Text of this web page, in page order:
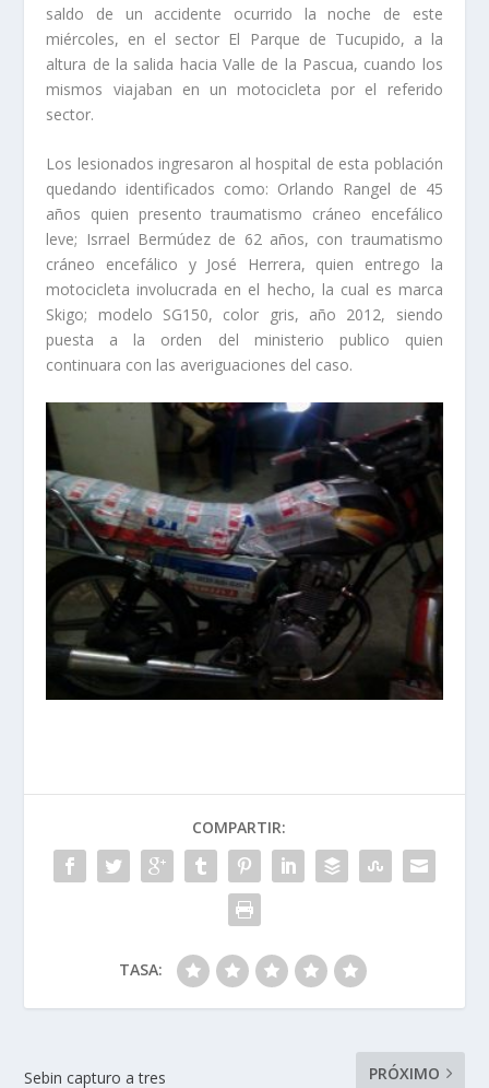
saldo de un accidente ocurrido la noche de este
miércoles, en el sector El Parque de Tucupido, a la
altura de la salida hacia Valle de la Pascua, cuando los
mismos viajaban en un motocicleta por el referido
sector.
Los lesionados ingresaron al hospital de esta población
quedando identificados como: Orlando Rangel de 45
años quien presento traumatismo cráneo encefálico
leve; Isrrael Bermúdez de 62 años, con traumatismo
cráneo encefálico y José Herrera, quien entrego la
motocicleta involucrada en el hecho, la cual es marca
Skigo; modelo SG150, color gris, año 2012, siendo
puesta a la orden del ministerio publico quien
continuara con las averiguaciones del caso.
COMPARTIR:
TASA:
Sebin capturo a tres
PRÓXIMO